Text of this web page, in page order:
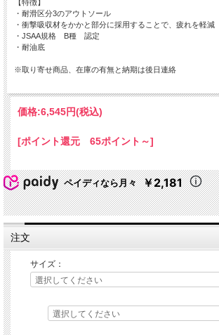
【特徴】
・耐滑区分3のアウトソール
・衝撃吸収材をかかと部分に採用することで、疲れを軽減
・JSAA規格 B種 認定
・耐油底
※取り寄せ商品、在庫の有無と納期は後日連絡
価格:6,545円(税込)
[ポイント還元 65ポイント～]
ペイディなら月々 ￥2,181
注文
サイズ：